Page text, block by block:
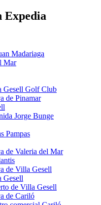
Expedia
Madariaga
Mar
Gesell Golf Club
de Pinamar
Jorge Bunge
Pampas
de Valeria del Mar
de Villa Gesell
Gesell
de Villa Gesell
de Cariló